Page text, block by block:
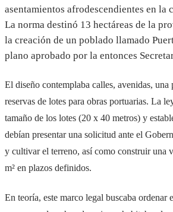
asentamientos afrodescendientes en la
La norma destinó 13 hectáreas de la
la creación de un poblado llamado
plano aprobado por la entonces
El diseño contemplaba calles, avenidas, una
reservas de lotes para obras portuarias. La
tamaño de los lotes (20 x 40 metros) y
debían presentar una solicitud ante el
y cultivar el terreno, así como construir una
m² en plazos definidos.
En teoría, este marco legal buscaba ordenar